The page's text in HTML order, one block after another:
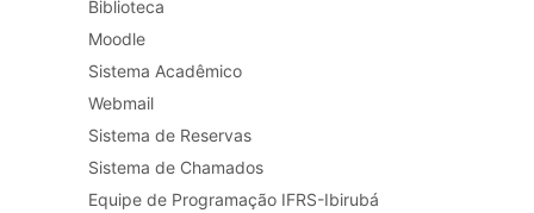
Biblioteca
Moodle
Sistema Acadêmico
Webmail
Sistema de Reservas
Sistema de Chamados
Equipe de Programação IFRS-Ibirubá